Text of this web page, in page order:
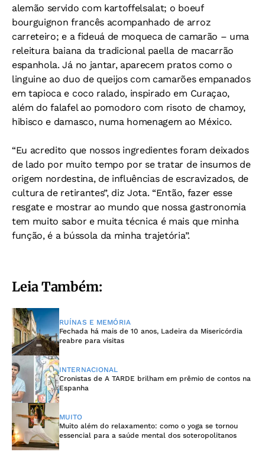
alemão servido com kartoffelsalat; o boeuf
bourguignon francês acompanhado de arroz
carreteiro; e a fideuá de moqueca de camarão – uma
releitura baiana da tradicional paella de macarrão
espanhola. Já no jantar, aparecem pratos como o
linguine ao duo de queijos com camarões empanados
em tapioca e coco ralado, inspirado em Curaçao,
além do falafel ao pomodoro com risoto de chamoy,
hibisco e damasco, numa homenagem ao México.
“Eu acredito que nossos ingredientes foram deixados
de lado por muito tempo por se tratar de insumos de
origem nordestina, de influências de escravizados, de
cultura de retirantes”, diz Jota. “Então, fazer esse
resgate e mostrar ao mundo que nossa gastronomia
tem muito sabor e muita técnica é mais que minha
função, é a bússola da minha trajetória”.
Leia Também:
RUÍNAS E MEMÓRIA
Fechada há mais de 10 anos, Ladeira da Misericórdia
reabre para visitas
INTERNACIONAL
Cronistas de A TARDE brilham em prêmio de contos na
Espanha
MUITO
Muito além do relaxamento: como o yoga se tornou
essencial para a saúde mental dos soteropolitanos